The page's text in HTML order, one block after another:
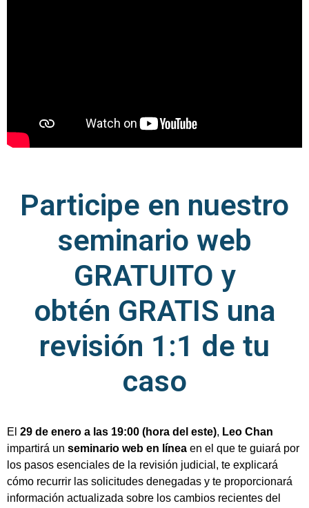
Participe en nuestro
seminario web
GRATUITO y
obtén GRATIS una
revisión 1:1 de tu
caso
El 29 de enero a las 19:00 (hora del este), Leo Chan
impartirá un seminario web en línea en el que te guiará por
los pasos esenciales de la revisión judicial, te explicará
cómo recurrir las solicitudes denegadas y te proporcionará
información actualizada sobre los cambios recientes del